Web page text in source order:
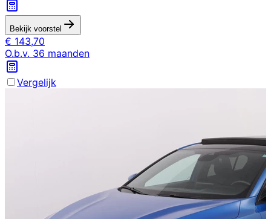
Bekijk voorstel
€ 143,70
O.b.v. 36 maanden
Vergelijk